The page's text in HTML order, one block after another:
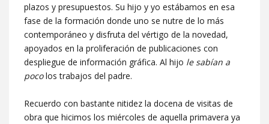
plazos y presupuestos. Su hijo y yo estábamos en esa
fase de la formación donde uno se nutre de lo más
contemporáneo y disfruta del vértigo de la novedad,
apoyados en la proliferación de publicaciones con
despliegue de información gráfica. Al hijo le sabían a
pocolos trabajos del padre.
Recuerdo con bastante nitidez la docena de visitas de
obra que hicimos los miércoles de aquella primavera ya